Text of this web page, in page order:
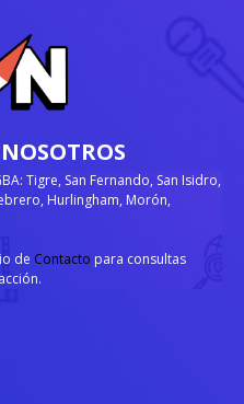
Tigre, San Fernando, San Isidro,
Hurlingham, Morón,
de Contacto para consultas